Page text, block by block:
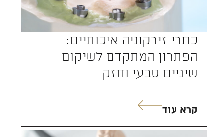
כתרי זירקוניה איכותיים:
הפתרון המתקדם לשיקום
שיניים טבעי וחזק
קרא עוד